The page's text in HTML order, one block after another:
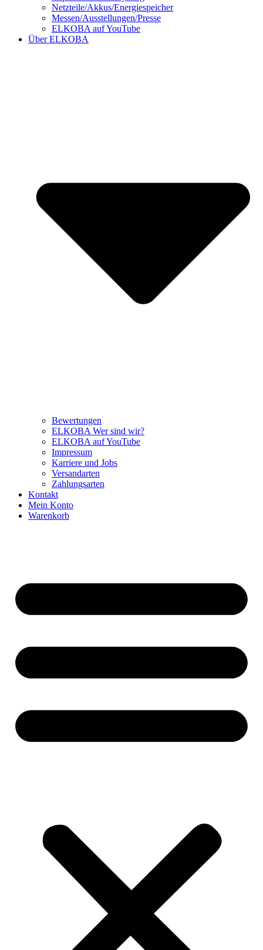
Netzteile/Akkus/Energiespeicher
Messen/Ausstellungen/Presse
ELKOBA auf YouTube
Über ELKOBA
Bewertungen
ELKOBA Wer sind wir?
ELKOBA auf YouTube
Impressum
Karriere und Jobs
Versandarten
Zahlungsarten
Kontakt
Mein Konto
Warenkorb